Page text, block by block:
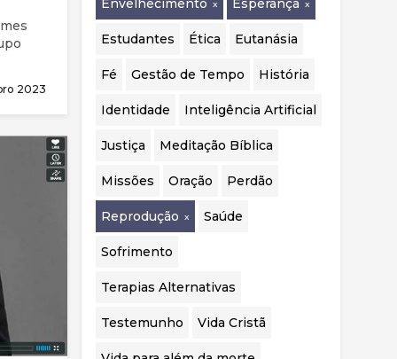
2023
realizadas.
Envelhecimento Esperança
Estudantes Ética Eutanásia
Fé Gestão de Tempo História
Identidade Inteligência Artificial
Justiça Meditação Bíblica
Missões Oração Perdão
Reprodução Saúde
Sofrimento
Terapias Alternativas
Testemunho Vida Cristã